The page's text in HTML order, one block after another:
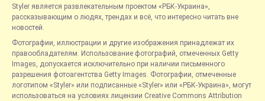
Styler является развлекательным проектом «РБК-Украина»,
рассказывающим о людях, трендах и всё, что интересно читать вне
новостей.
Фотографии, иллюстрации и другие изображения принадлежат их
правообладателям. Использование фотографий, отмеченных Getty
Images, допускается исключительно при наличии письменного
разрешения фотоагентства Getty Images. Фотографии, отмеченные
логотипом «Styler» или подписанные «Styler» или «РБК-Украина», могут
использоваться на условиях лицензии Creative Commons Attribution